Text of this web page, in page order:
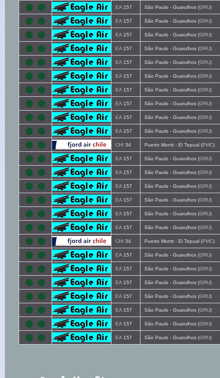
EA 157 São Paulo - Guarulhos (GRU)
EA 157 São Paulo - Guarulhos (GRU)
EA 157 São Paulo - Guarulhos (GRU)
EA 157 São Paulo - Guarulhos (GRU)
EA 157 São Paulo - Guarulhos (GRU)
EA 157 São Paulo - Guarulhos (GRU)
EA 157 São Paulo - Guarulhos (GRU)
EA 157 São Paulo - Guarulhos (GRU)
EA 157 São Paulo - Guarulhos (GRU)
EA 157 São Paulo - Guarulhos (GRU)
CHI 34 Puerto Montt - El Tepual (PMC)
EA 157 São Paulo - Guarulhos (GRU)
EA 157 São Paulo - Guarulhos (GRU)
EA 157 São Paulo - Guarulhos (GRU)
EA 157 São Paulo - Guarulhos (GRU)
EA 157 São Paulo - Guarulhos (GRU)
EA 157 São Paulo - Guarulhos (GRU)
CHI 34 Puerto Montt - El Tepual (PMC)
EA 157 São Paulo - Guarulhos (GRU)
EA 157 São Paulo - Guarulhos (GRU)
EA 157 São Paulo - Guarulhos (GRU)
EA 157 São Paulo - Guarulhos (GRU)
EA 157 São Paulo - Guarulhos (GRU)
EA 157 São Paulo - Guarulhos (GRU)
EA 157 São Paulo - Guarulhos (GRU)